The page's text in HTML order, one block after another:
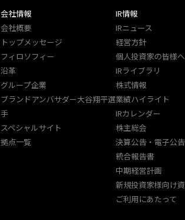
会社情報
会社概要
トップメッセージ
フィロソフィー
沿革
グループ企業
ブランドアンバサダー大谷翔平選
手
スペシャルサイト
拠点一覧
IR情報
IRニュース
経営方針
個人投資家の皆様へ
IRライブラリ
株式情報
業績ハイライト
IRカレンダー
株主総会
決算公告・電子公告
統合報告書
中期経営計画
新規投資家様向け
ご利用にあたって